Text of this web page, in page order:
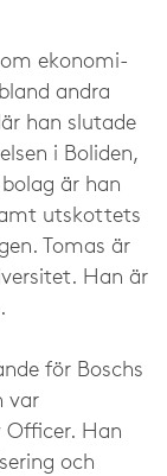
ekonomi-
andra
han slutade
i Boliden,
är han
utskottets
Tomas är
Han är
för Boschs
var
Officer. Han
och